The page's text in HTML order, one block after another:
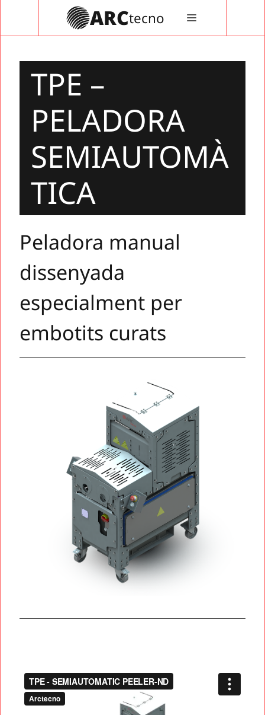
contingut
ARCtecno MENÚ
TPE –
PELADORA
SEMIAUTOMÀ
TICA
Peladora manual
dissenyada
especialment per
embotits curats